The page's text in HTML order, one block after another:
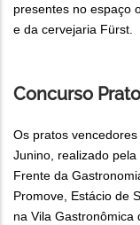
presentes no espaço
e da cervejaria Fürst.
Concurso
Os pratos
Junino, realizado
Frente da
Promove, Estácio de
na Vila Gastronômica